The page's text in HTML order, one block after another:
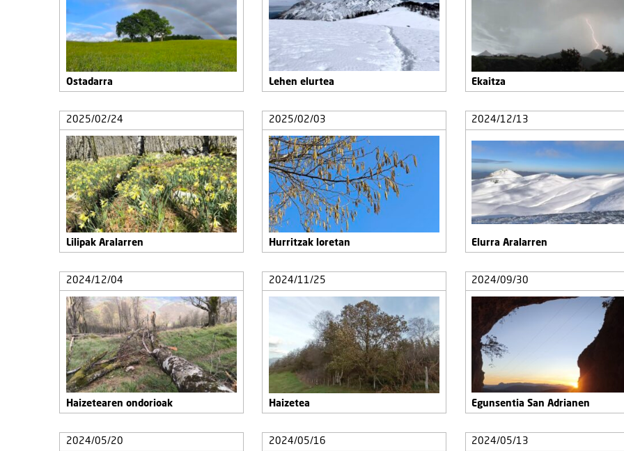
Ostadarra Lehen elurtea Ekaitza
2025/02/24
Lilipak Aralarren
2025/02/03
Hurritzak loretan
2024/12/13
Elurra Aralarren
2024/12/04
Haizetearen ondorioak
2024/11/25
Haizetea
2024/09/30
Egunsentia San Adrianen
2024/05/20 2024/05/16 2024/05/13